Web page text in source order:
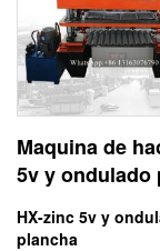
Maquina de
5v y ondulado
HX-zinc 5v y
plancha